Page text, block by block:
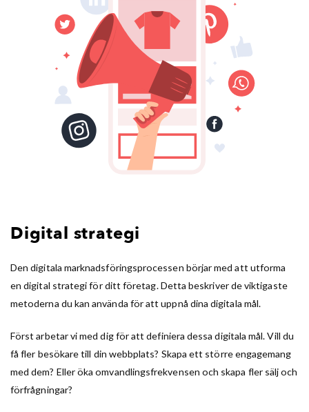
Digital strategi
Den digitala marknadsföringsprocessen börjar med att utforma
en digital strategi för ditt företag. Detta beskriver de viktigaste
metoderna du kan använda för att uppnå dina digitala mål.
Först arbetar vi med dig för att definiera dessa digitala mål. Vill du
få fler besökare till din webbplats? Skapa ett större engagemang
med dem? Eller öka omvandlingsfrekvensen och skapa fler sälj och
förfrågningar?